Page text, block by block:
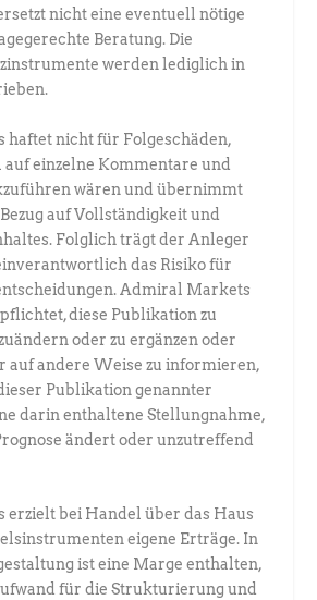
nicht eine eventuell nötige
Beratung. Die
werden lediglich in
nicht für Folgeschäden,
einzelne Kommentare und
wären und übernimmt
auf Vollständigkeit und
Folglich trägt der Anleger
das Risiko für
Admiral Markets
diese Publikation zu
oder zu ergänzen oder
auf andere Weise zu informieren,
Publikation genannter
darin enthaltene Stellungnahme,
ändert oder unzutreffend
bei Handel über das Haus
eigene Erträge. In
ist eine Marge enthalten,
für die Strukturierung und